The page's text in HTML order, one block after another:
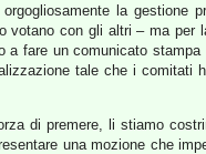
la
votano con gli altri – ma
a fare un comunicato
tale che i comitati
di premere, li stiamo
una mozione che